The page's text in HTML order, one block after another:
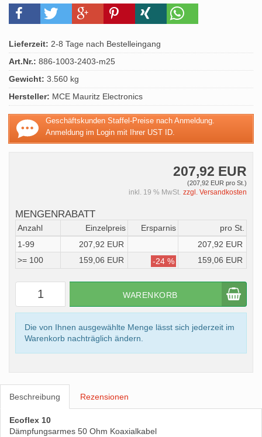
Lieferzeit: 2-8 Tage nach Bestelleingang
Art.Nr.: 886-1003-2403-m25
Gewicht: 3.560 kg
Hersteller: MCE Mauritz Electronics
Geschäftskunden Staffel-Preise nach Anmeldung.
Anmeldung im Login mit Ihrer UST ID.
207,92 EUR
(207,92 EUR pro St.)
inkl. 19 % MwSt. zzgl. Versandkosten
MENGENRABATT
Anzahl Einzelpreis Ersparnis
pro St.
1-99
207,92 EUR
207,92 EUR
>= 100
159,06 EUR -24 % 159,06 EUR
WARENKORB
Die von Ihnen ausgewählte Menge lässt sich jederzeit im
Warenkorb nachträglich ändern.
Beschreibung Rezensionen
Ecoflex 10
Dämpfungsarmes 50 Ohm Koaxialkabel